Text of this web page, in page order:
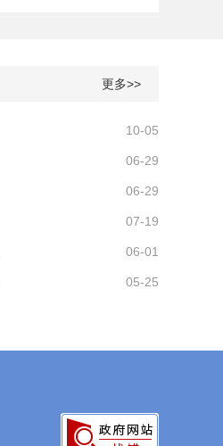
更多>>
10-05
06-29
06-29
07-19
06-01
05-25